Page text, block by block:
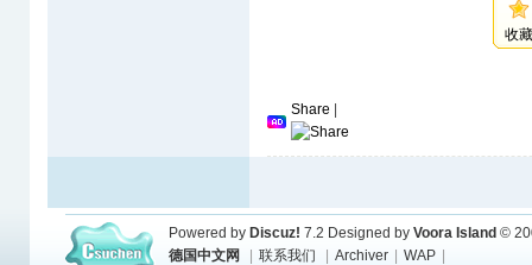
收
Share
Powered by Discuz! 7.2 Designed by Voora Island ©
德国中文网
联系我们 Archiver WAP